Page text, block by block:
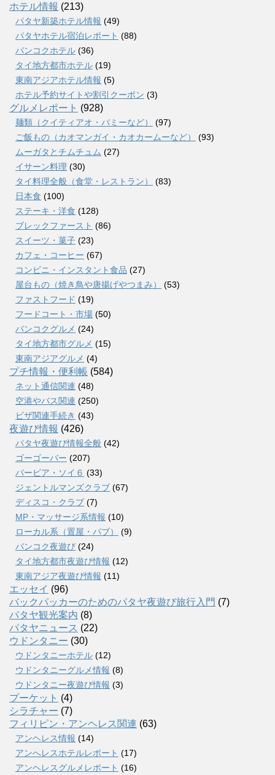
ホテル情報 (213)
パタヤ新築ホテル情報 (49)
パタヤホテル宿泊レポート (88)
バンコクホテル (36)
タイ地方都市ホテル (19)
東南アジアホテル情報 (5)
ホテル予約サイトや割引クーポン (3)
グルメレポート (928)
麺類（クイティアオ・バミーなど）
(97)
ご飯もの（カオマンガイ・カオカームーなど）
(93)
ムーガタとチムチュム (27)
イサーン料理 (30)
タイ料理全般（食堂・レストラン）
(83)
日本食 (100)
ステーキ・洋食 (128)
ブレックファースト (86)
スイーツ・菓子 (23)
カフェ・コーヒー (67)
コンビニ・インスタント食品 (27)
屋台もの（焼き鳥や唐揚げやつまみ）
(53)
ファストフード (19)
フードコート・市場 (50)
バンコクグルメ (24)
タイ地方都市グルメ (15)
東南アジアグルメ (4)
プチ情報・便利帳 (584)
ネット通信関連 (48)
空港やバス関連 (250)
ビザ関連手続き (43)
夜遊び情報 (426)
パタヤ夜遊び情報全般 (42)
ゴーゴーバー (207)
バービア・ソイ６ (33)
ジェントルマンズクラブ (67)
ディスコ・クラブ (7)
MP・マッサージ系情報 (10)
ローカル系（置屋・パブ）
(9)
バンコク夜遊び (24)
タイ地方都市夜遊び情報 (12)
東南アジア夜遊び情報 (11)
エッセイ (96)
バックパッカーのためのパタヤ夜遊び旅行入門 (7)
パタヤ観光案内 (8)
パタヤニュース (22)
ウドンタニー (30)
ウドンタニーホテル (12)
ウドンタニーグルメ情報 (8)
ウドンタニー夜遊び情報 (3)
プーケット (4)
シラチャー (7)
フィリピン・アンヘレス関連 (63)
アンヘレス情報 (14)
アンへレスホテルレポート (17)
アンヘレスグルメレポート (16)